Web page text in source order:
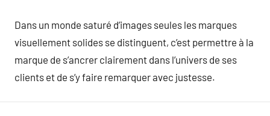
Dans un monde saturé d’images seules les marques
visuellement solides se distinguent, c’est permettre à la
marque de s’ancrer clairement dans l’univers de ses
clients et de s’y faire remarquer avec justesse.